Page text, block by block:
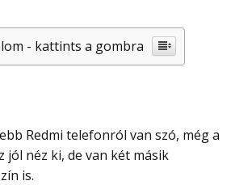
- kattints a gombra
jól néz ki, de van két másik
is.